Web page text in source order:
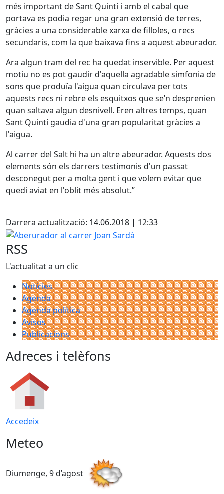
més important de Sant Quintí i amb el cabal que
portava es podia regar una gran extensió de terres,
gràcies a una considerable xarxa de filloles, o recs
secundaris, com la que baixava fins a aquest abeurador.
Ara algun tram del rec ha quedat inservible. Per aquest
motiu no es pot gaudir d'aquella agradable simfonia de
sons que produïa l'aigua quan circulava per tots
aquests recs ni rebre els esquitxos que se’n desprenien
quan saltava algun desnivell. Eren altres temps, quan
Sant Quintí gaudia d'una gran popularitat gràcies a
l'aigua.
Al carrer del Salt hi ha un altre abeurador. Aquests dos
elements són els darrers testimonis d'un passat
desconegut per a molta gent i que volem evitar que
quedi aviat en l'oblit més absolut.”
Darrera actualització: 14.06.2018 | 12:33
Aberurador al carrer Joan Sardà
RSS
L'actualitat a un clic
Notícies
Agenda
Agenda política
Avisos
Publicacions
Adreces i telèfons
Accedeix
Meteo
Diumenge, 9 d’agost